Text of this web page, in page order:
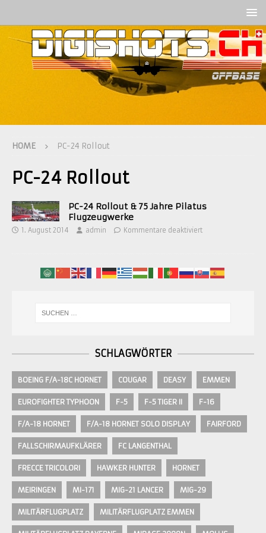
HOME PC-24 Rollout
PC-24 Rollout
PC-24 Rollout & 75 Jahre Pilatus
Flugzeugwerke
1. August 2014 admin Kommentare deaktiviert
SCHLAGWÖRTER
BOEING F/A-18C HORNET COUGAR DEASY EMMEN
EUROFIGHTER TYPHOON F-5 F-5 TIGER II F-16
F/A-18 HORNET F/A-18 HORNET SOLO DISPLAY FAIRFORD
FALLSCHIRMAUFKLÄRER FC LANGENTHAL
FRECCE TRICOLORI HAWKER HUNTER HORNET
MEIRINGEN MI-171 MIG-21 LANCER MIG-29
MILITÄRFLUGPLATZ MILITÄRFLUGPLATZ EMMEN